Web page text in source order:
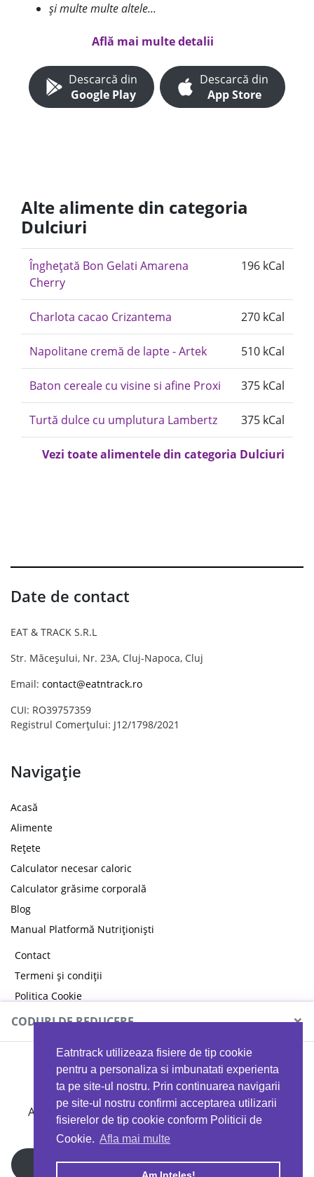
Eatntrack utilizeaza fisiere de tip cookie
pentru a personaliza si imbunatati experienta
ta pe site-ul nostru. Prin continuarea navigarii
pe site-ul nostru confirmi acceptarea utilizarii
fisierelor de tip cookie conform Politicii de
Cookie. Afla mai multe
și multe multe altele...
Află mai multe detalii
Descarcă din
Google Play
Descarcă din
App Store
Alte alimente din categoria
Dulciuri
Înghețată Bon Gelati Amarena
Cherry
196 kCal
Charlota cacao Crizantema 270 kCal
Napolitane cremă de lapte - Artek 510 kCal
Baton cereale cu visine si afine Proxi 375 kCal
Turtă dulce cu umplutura Lambertz 375 kCal
Vezi toate alimentele din categoria Dulciuri
Date de contact
EAT & TRACK S.R.L
Str. Măceșului, Nr. 23A, Cluj-Napoca, Cluj
Email: contact@eatntrack.ro
CUI: RO39757359
Registrul Comerțului: J12/1798/2021
Navigație
Acasă
Alimente
Rețete
Calculator necesar caloric
Calculator grăsime corporală
Blog
Manual Platformă Nutriționiști
Contact
Termeni și condiții
Politica Cookie
Politica de confidențialitate
CODURI DE REDUCERE ×
MYPROTEIN
Ai 40%reducere la orice comandă folosind codul
EATTRACK
Profită acum